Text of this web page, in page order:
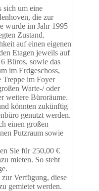
sich um eine
die zur
wurde im Jahr 1995
Zustand.
auf einen eigenen
Etagen jeweils auf
Büros, sowie das
im Erdgeschoss,
Treppe im Foyer
Warte-/ oder
weitere Büroräume.
könnten zukünftig
genutzt werden.
einen großen
Putzraum sowie
Sie für 250,00 €
mieten. So steht
Verfügung, diese
gemietet werden.